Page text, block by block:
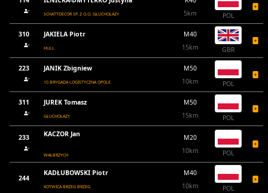
SCHATTDECOR SP. Z O.O. GŁUCHOŁAZY
5km
POL
310 JAKIELA Piotr
HULL
M40
15km
GBR
223 JANIK Zbigniew
10 BRYGADA LOGISTYCZNA OPOLE
M50
10km
POL
311 JUREK Tomasz
GŁUCHOŁAZY
M50
15km
POL
233 KACZOR Jan
WAŁBRZYCH
M20
10km
POL
244
KADŁUBOWSKI Piotr
KOTWICA BRZEG BRZEG
M40
10km
POL